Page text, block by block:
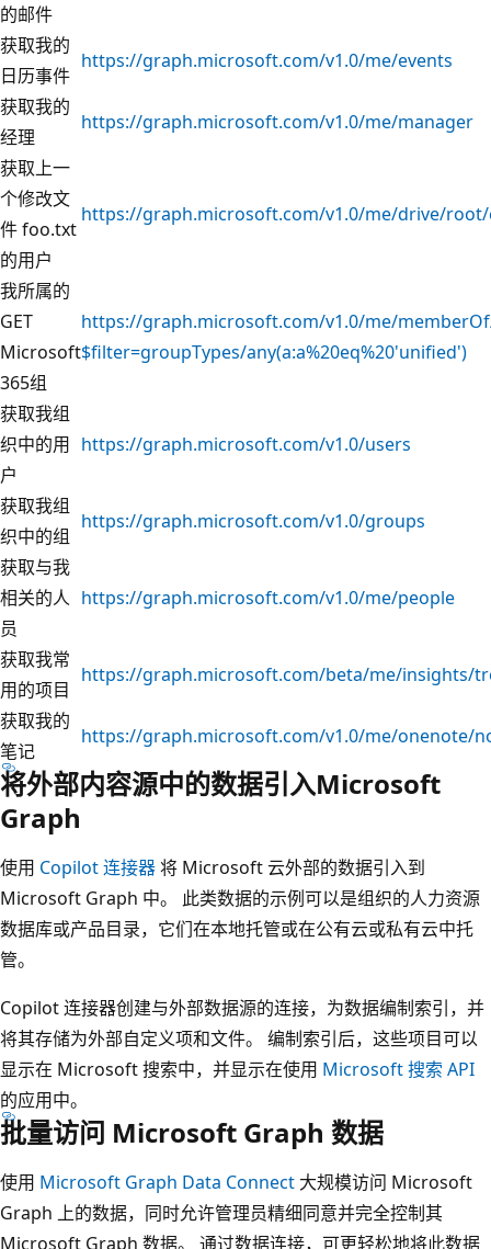
的邮件
获取我的
日历事件
https://graph.microsoft.com/v1.0/me/events
获取我的
经理
https://graph.microsoft.com/v1.0/me/manager
获取上一
个修改文
件 foo.txt
的用户
https://graph.microsoft.com/v1.0/me/drive/
我所属的
GET
Microsoft
365组
https://graph.microsoft.com/v1.0/me/
$filter=groupTypes/any(a:a%20eq%20'unified')
获取我组
织中的用
户
https://graph.microsoft.com/v1.0/users
获取我组
织中的组
https://graph.microsoft.com/v1.0/groups
获取与我
相关的人
员
https://graph.microsoft.com/v1.0/me/people
获取我常
用的项目
https://graph.microsoft.com/beta/me/insights/
获取我的
笔记
https://graph.microsoft.com/v1.0/me/onenote/
将外部内容源中的数据引入Microsoft
Graph
使用 Copilot 连接器将 Microsoft 云外部的数据引入到
Microsoft Graph 中。 此类数据的示例可以是组织的人力资源
数据库或产品目录，它们在本地托管或在公有云或私有云中托
管。
Copilot 连接器创建与外部数据源的连接，为数据编制索引，并
将其存储为外部自定义项和文件。 编制索引后，这些项目可以
显示在 Microsoft 搜索中，并显示在使用 Microsoft 搜索 API
的应用中。
批量访问 Microsoft Graph 数据
使用 Microsoft Graph Data Connect 大规模访问 Microsoft
Graph 上的数据，同时允许管理员精细同意并完全控制其
Microsoft Graph 数据。 通过数据连接，可更轻松地将此数据